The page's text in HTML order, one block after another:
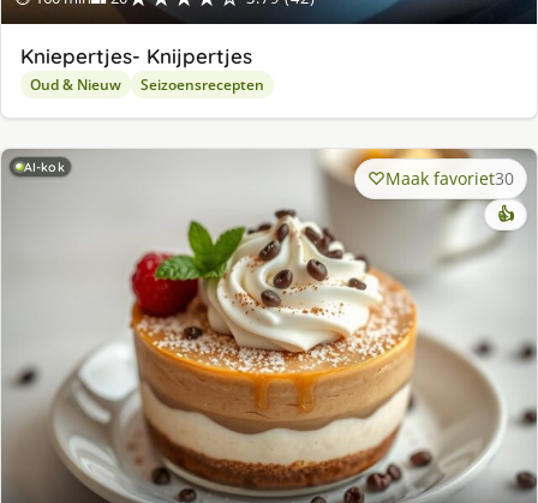
Kniepertjes- Knijpertjes
Oud & Nieuw Seizoensrecepten
AI-kok Maak favoriet30
👍